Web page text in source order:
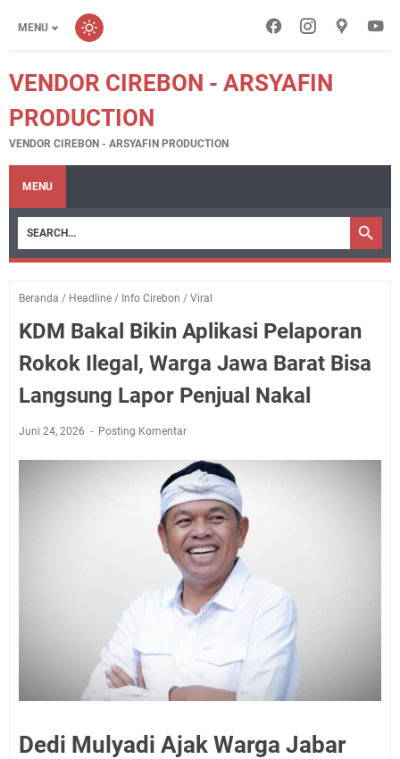
MENU
VENDOR CIREBON - ARSYAFIN
PRODUCTION
VENDOR CIREBON - ARSYAFIN PRODUCTION
MENU
Beranda / Headline / Info Cirebon / Viral
KDM Bakal Bikin Aplikasi Pelaporan
Rokok Ilegal, Warga Jawa Barat Bisa
Langsung Lapor Penjual Nakal
Juni 24, 2026 Posting Komentar
Dedi Mulyadi Ajak Warga Jabar